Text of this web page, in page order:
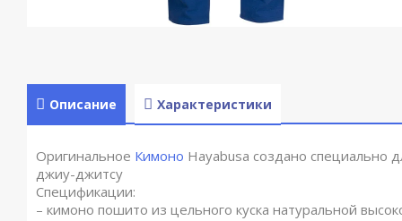
Описание Характеристики
Оригинальное Кимоно Hayabusa создано специально
джиу-джитсу
Спецификации:
– кимоно пошито из цельного куска натуральной